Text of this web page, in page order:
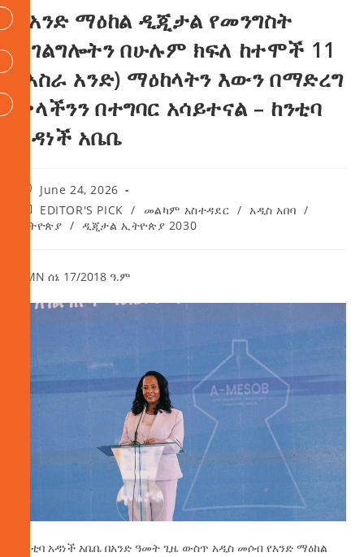
የአንድ ማዕከል ዲጂታል የመንግስት
አገልግሎትን በሁሉም ክፍለ ከተሞች 11
(አስራ አንድ) ማዕከላትን እውን በማድረግ
ቃላችንን በተግባር አሳይተናል – ከንቲባ
አዳነች አቤቤ
June 24, 2026
EDITOR'S PICK / መልካም አስተዳደር / አዲስ አበባ /
ኢትዮጵያ / ዲጂታል ኢትዮጵያ 2030
AMN ሰኔ 17/2018 ዓ.ም
ከንቲባ አዳነች አቤቤ በአንድ ዓመት ጊዜ ውስጥ አዲስ መሶብ የአንድ ማዕከል